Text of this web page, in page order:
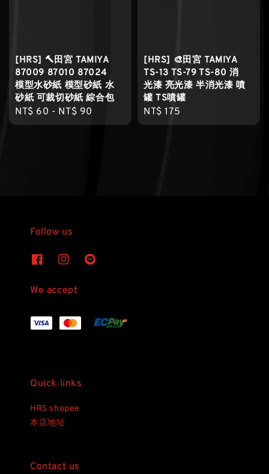
[HRS] 🔨田宮 TAMIYA
87009 87010 87024
模型水砂紙 模型砂紙 水
砂紙 可裁切砂紙 綜合包
Regular
price
NT$ 60 - NT$ 90
[HRS] 🎨田宮 TAMIYA
TS-13 TS-79 TS-80 消
光漆 亮光漆 半消光漆 噴
罐 TS噴罐
Regular
price
NT$ 175
Follow us
We accept
Quick links
HRS shopee
本店地址
Contact us